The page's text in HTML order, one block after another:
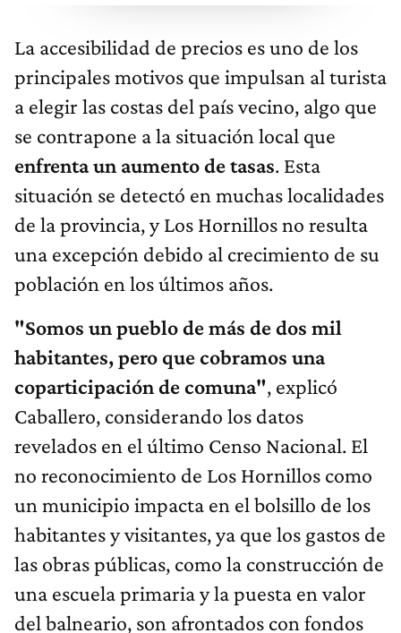
La accesibilidad de precios es uno de los
principales motivos que impulsan al turista
a elegir las costas del país vecino, algo que
se contrapone a la situación local que
enfrenta un aumento de tasas. Esta
situación se detectó en muchas localidades
de la provincia, y Los Hornillos no resulta
una excepción debido al crecimiento de su
población en los últimos años.
"Somos un pueblo de más de dos mil
habitantes, pero que cobramos una
coparticipación de comuna", explicó
Caballero, considerando los datos
revelados en el último Censo Nacional. El
no reconocimiento de Los Hornillos como
un municipio impacta en el bolsillo de los
habitantes y visitantes, ya que los gastos de
las obras públicas, como la construcción de
una escuela primaria y la puesta en valor
del balneario, son afrontados con fondos